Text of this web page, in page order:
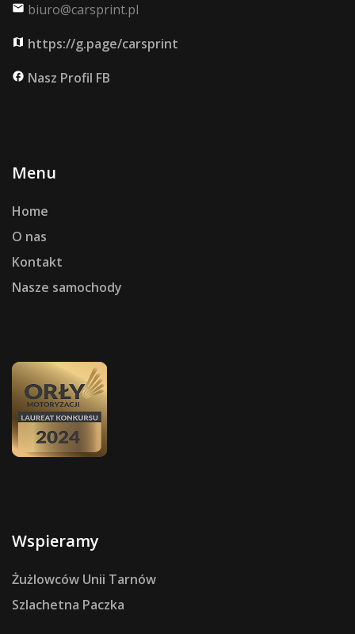
mail biuro@carsprint.pl
map https://g.page/carsprint
facebook Nasz Profil FB
Menu
Home
O nas
Kontakt
Nasze samochody
Wspieramy
Żużlowców Unii Tarnów
Szlachetna Paczka